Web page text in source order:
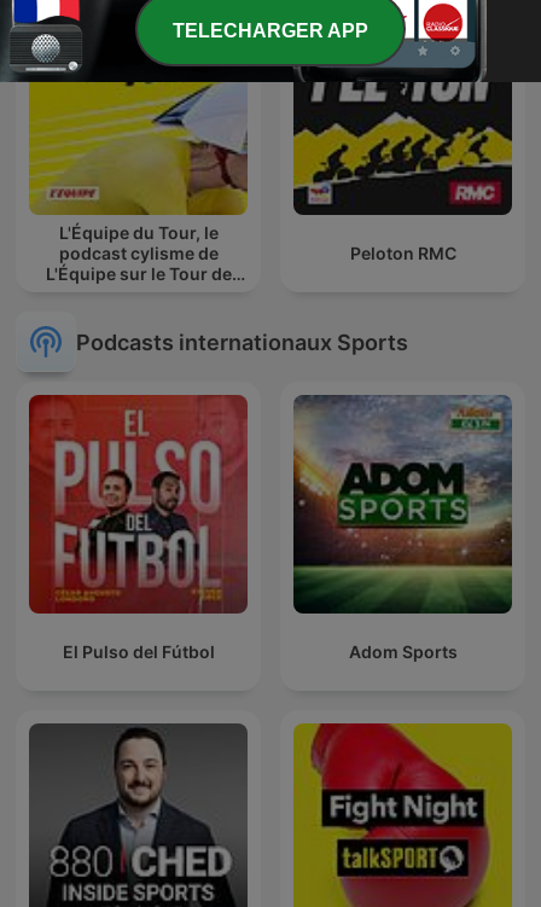
L'Équipe du Tour, le
podcast cylisme de
L'Équipe sur le Tour de
Peloton RMC
Podcasts internationaux Sports
El Pulso del Fútbol Adom Sports
TELECHARGER APP